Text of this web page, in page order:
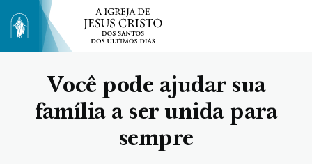
Você pode ajudar sua
família a ser unida para
sempre